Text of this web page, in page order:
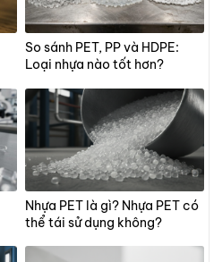
So sánh PET, PP và HDPE:
Loại nhựa nào tốt hơn?
Nhựa PET là gì? Nhựa PET có
thể tái sử dụng không?